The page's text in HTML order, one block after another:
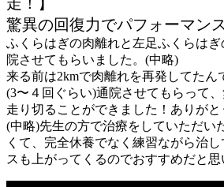
走！】
驚異の回復力でパフォーマン
ふくらはぎの肉離れと左足ふくらは
院させてもらいました。(中略)
来る前は2kmで肉離れを再発してたん
(3〜４回ぐらい)通院させてもらって
走り切ることができました！ありがと
(中略)先生の方で治療をしていただい
くて、完全休養でなく練習ながら治
スも上がってくるのでおすすめだと思